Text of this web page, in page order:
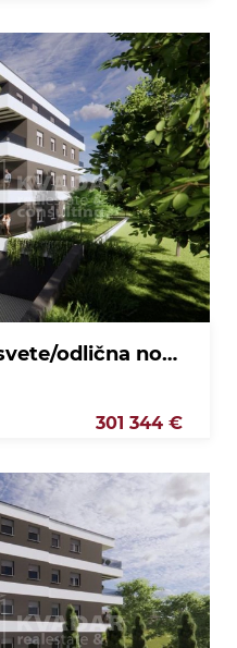
BEZ PROVIZIJE! Sesvete/odlična novogradnja/4sobni stan 2. kat /94,17 m2!!
301 344 €